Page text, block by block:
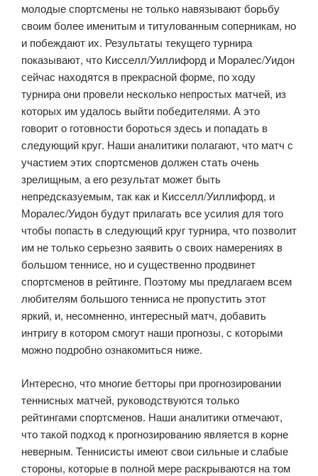
молодые спортсмены не только навязывают борьбу
своим более именитым и титулованным соперникам, но
и побеждают их. Результаты текущего турнира
показывают, что Кисселл/Уиллифорд и Моралес/Уидон
сейчас находятся в прекрасной форме, по ходу
турнира они провели несколько непростых матчей, из
которых им удалось выйти победителями. А это
говорит о готовности бороться здесь и попадать в
следующий круг. Наши аналитики полагают, что матч с
участием этих спортсменов должен стать очень
зрелищным, а его результат может быть
непредсказуемым, так как и Кисселл/Уиллифорд, и
Моралес/Уидон будут прилагать все усилия для того
чтобы попасть в следующий круг турнира, что позволит
им не только серьезно заявить о своих намерениях в
большом теннисе, но и существенно продвинет
спортсменов в рейтинге. Поэтому мы предлагаем всем
любителям большого тенниса не пропустить этот
яркий, и, несомненно, интересный матч, добавить
интригу в котором смогут наши прогнозы, с которыми
можно подробно ознакомиться ниже.
Интересно, что многие бетторы при прогнозировании
теннисных матчей, руководствуются только
рейтингами спортсменов. Наши аналитики отмечают,
что такой подход к прогнозированию является в корне
неверным. Теннисисты имеют свои сильные и слабые
стороны, которые в полной мере раскрываются на том